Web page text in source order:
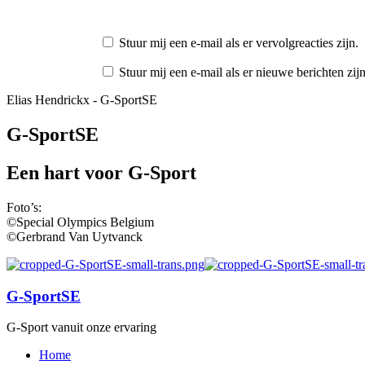
Stuur mij een e-mail als er vervolgreacties zijn.
Stuur mij een e-mail als er nieuwe berichten
Elias Hendrickx - G-SportSE
G-SportSE
Een hart voor G-Sport
Foto’s:
©Special Olympics Belgium
©Gerbrand Van Uytvanck
G-SportSE
G-Sport vanuit onze ervaring
Home